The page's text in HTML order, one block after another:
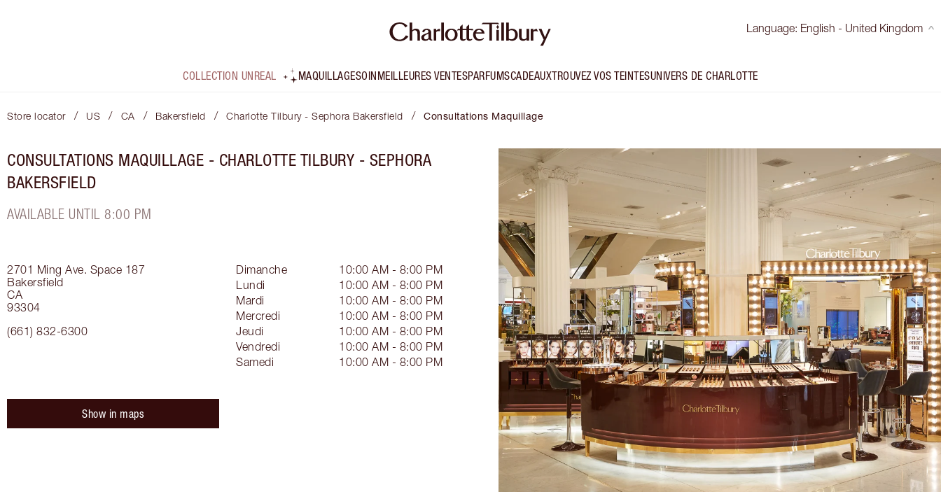
Language: English - United Kingdom
COLLECTION UNREAL MAQUILLAGESOINMEILLEURES VENTESPARFUMSCADEAUXTROUVEZ VOS TEINTESUNIVERS DE CHARLOTTE
Store locator / US / CA / Bakersfield / Charlotte Tilbury - Sephora Bakersfield / Consultations Maquillage
CONSULTATIONS MAQUILLAGE - CHARLOTTE TILBURY - SEPHORA
BAKERSFIELD
AVAILABLE UNTIL 8:00 PM
2701 Ming Ave. Space 187
Bakersfield
CA
93304
(661) 832-6300
Dimanche
10:00 AM - 8:00 PM
Lundi
10:00 AM - 8:00 PM
Mardi
10:00 AM - 8:00 PM
Mercredi
10:00 AM - 8:00 PM
Jeudi
10:00 AM - 8:00 PM
Vendredi
10:00 AM - 8:00 PM
Samedi
10:00 AM - 8:00 PM
Show in maps